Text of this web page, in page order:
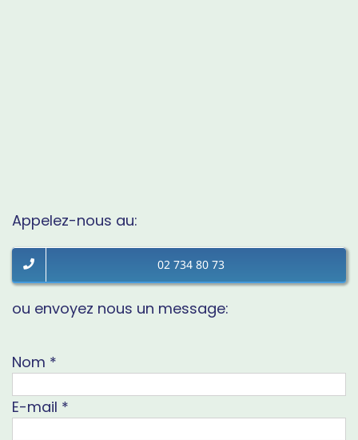
Appelez-nous au:
02 734 80 73
ou envoyez nous un message:
Nom *
E-mail *